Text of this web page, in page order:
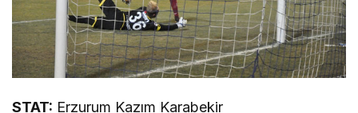
STAT: Erzurum Kazım Karabekir